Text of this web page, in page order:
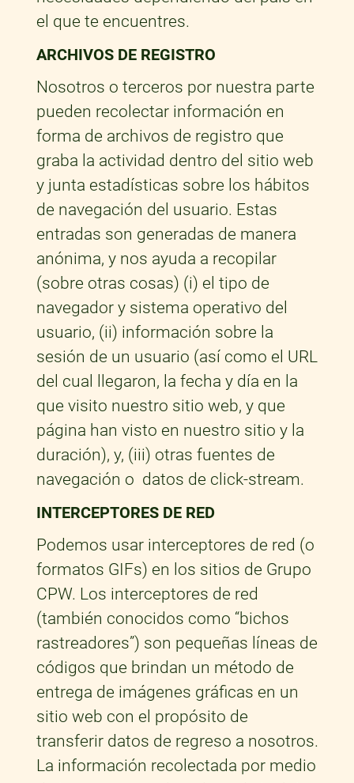
el que te encuentres.
ARCHIVOS DE REGISTRO
Nosotros o terceros por nuestra parte
pueden recolectar información en
forma de archivos de registro que
graba la actividad dentro del sitio web
y junta estadísticas sobre los hábitos
de navegación del usuario. Estas
entradas son generadas de manera
anónima, y nos ayuda a recopilar
(sobre otras cosas) (i) el tipo de
navegador y sistema operativo del
usuario, (ii) información sobre la
sesión de un usuario (así como el URL
del cual llegaron, la fecha y día en la
que visito nuestro sitio web, y que
página han visto en nuestro sitio y la
duración), y, (iii) otras fuentes de
navegación o datos de click-stream.
INTERCEPTORES DE RED
Podemos usar interceptores de red (o
formatos GIFs) en los sitios de Grupo
CPW. Los interceptores de red
(también conocidos como “bichos
rastreadores”) son pequeñas líneas de
códigos que brindan un método de
entrega de imágenes gráficas en un
sitio web con el propósito de
transferir datos de regreso a nosotros.
La información recolectada por medio